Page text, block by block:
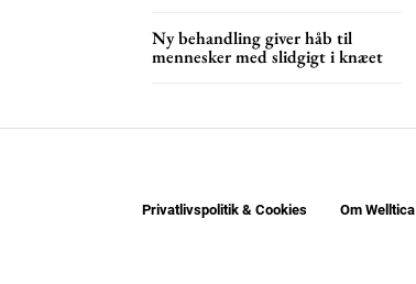
Ny behandling giver håb til
mennesker med slidgigt i knæet
Privatlivspolitik & Cookies Om Welltica